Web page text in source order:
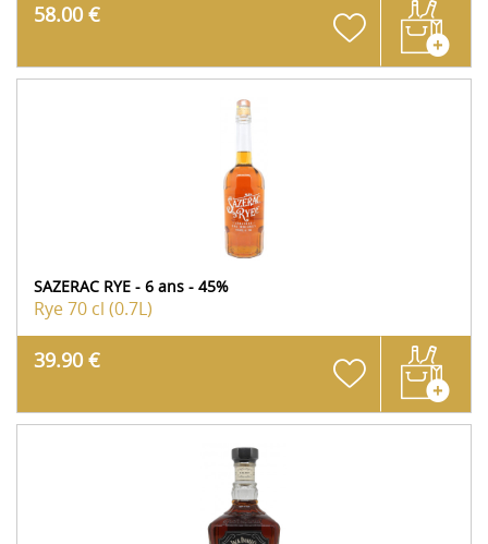
58.00 €
SAZERAC RYE - 6 ans - 45%
Rye70 cl (0.7L)
39.90 €